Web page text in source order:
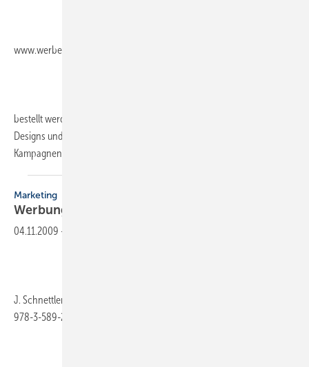
www.werbemittel.handwerk.de
bestellt werden. Kombinierbar sind jetzt drei unterschiedliche Motive,
Designs und Portostufen (0,62/0,85/1,45 €). Als Motive stehen das
Kampagnenlogo...
Marketing
Werbung
04.11.2009 -
J. Schnettler, Josef / G. Wendt, 526 Seiten, 3., bearb. Aufl. 2009, ISBN
978-3-589-23727-2, Cornelsen Scriptor (